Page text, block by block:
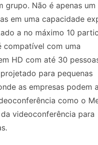
grupo. Não é apenas
em uma capacidade
a no máximo 10
compatível com uma
HD com até 30
para pequenas
as empresas podem
como o
videoconferência para